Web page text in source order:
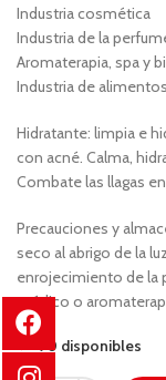
Industria cosmética
Industria de la
Aromaterapia, spa y
Industria de
Hidratante: limpia e
con acné. Calma,
Combate las llagas
Precauciones y
seco al abrigo de la
enrojecimiento de la
médico o
90 disponibles